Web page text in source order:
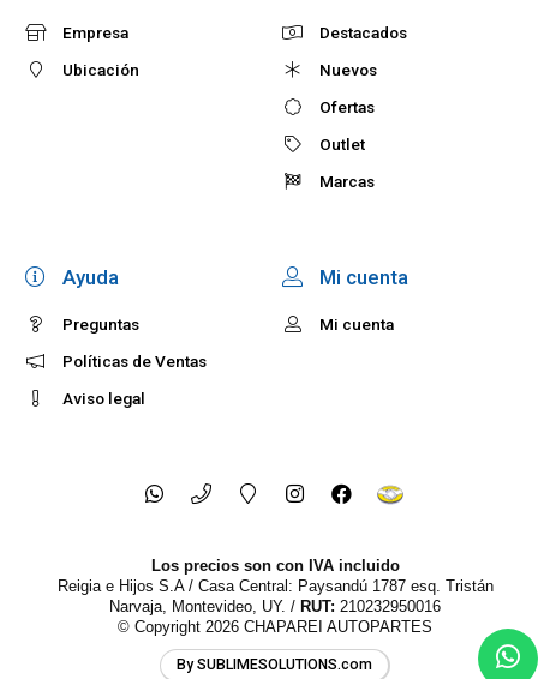
Empresa
Ubicación
Destacados
Nuevos
Ofertas
Outlet
Marcas
Ayuda
Preguntas
Políticas de Ventas
Aviso legal
Mi cuenta
Mi cuenta
Los precios son con IVA incluido
Reigia e Hijos S.A / Casa Central: Paysandú 1787 esq. Tristán
Narvaja, Montevideo, UY. / RUT: 210232950016
© Copyright 2026 CHAPAREI AUTOPARTES
By SUBLIMESOLUTIONS.com